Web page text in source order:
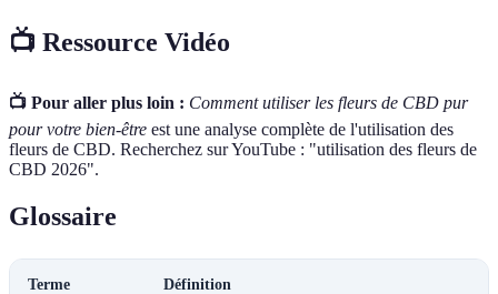
📺 Ressource Vidéo
📺 Pour aller plus loin : Comment utiliser les fleurs de CBD pur
pour votre bien-être est une analyse complète de l'utilisation des
fleurs de CBD. Recherchez sur YouTube : "utilisation des fleurs de
CBD 2026".
Glossaire
Terme Définition